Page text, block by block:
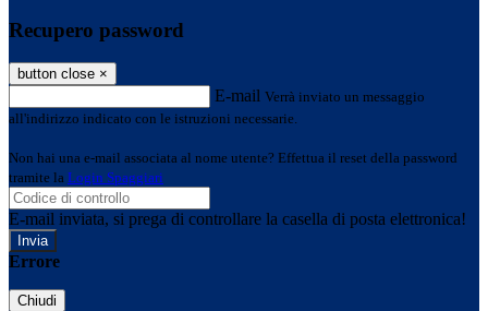
Recupero password
button close ×
E-mail Verrà inviato un messaggio
all'indirizzo indicato con le istruzioni necessarie.
Non hai una e-mail associata al nome utente? Effettua il reset della password
tramite la Login Spaggiari
E-mail inviata, si prega di controllare la casella di posta elettronica!
Errore
Chiudi